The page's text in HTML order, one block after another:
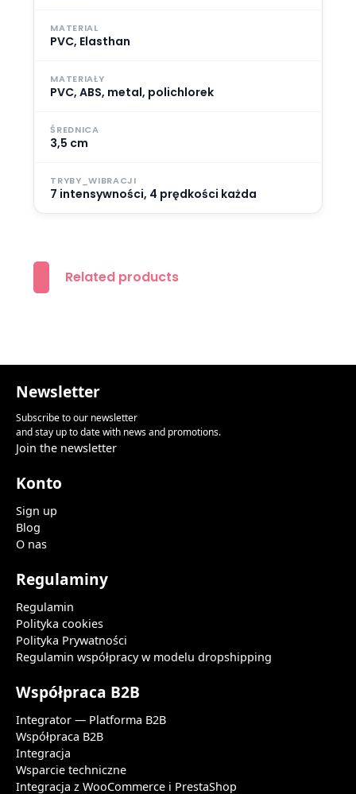
MATERIAL
PVC, Elasthan
MATERIAŁY
PVC, ABS, metal, polichlorek
ŚREDNICA
3,5 cm
TRYBY_WIBRACJI
7 intensywności, 4 prędkości każda
Related products
Newsletter
Subscribe to our newsletter
and stay up to date with news and promotions.
Join the newsletter
Konto
Sign up
Blog
O nas
Regulaminy
Regulamin
Polityka cookies
Polityka Prywatności
Regulamin współpracy w modelu dropshipping
Współpraca B2B
Integrator — Platforma B2B
Współpraca B2B
Integracja
Wsparcie techniczne
Integracja z WooCommerce i PrestaShop